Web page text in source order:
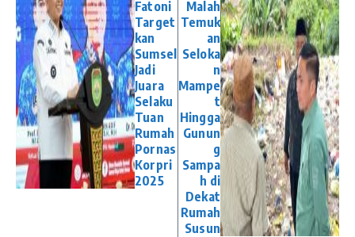
Fatoni
Target
kan
Sumsel
Jadi
Juara
Selaku
Tuan
Rumah
Pornas
Korpri
2025
Malah
Temuk
an
Seloka
n
Mampe
t
Hingga
Gunun
g
Sampa
h di
Dekat
Rumah
Susun